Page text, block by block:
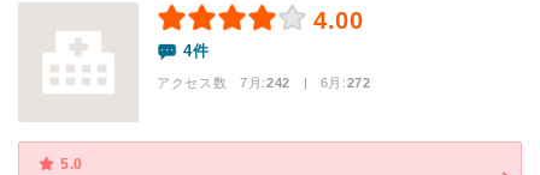
4.00
4件
アクセス数 7月:242 | 6月:272
5.0